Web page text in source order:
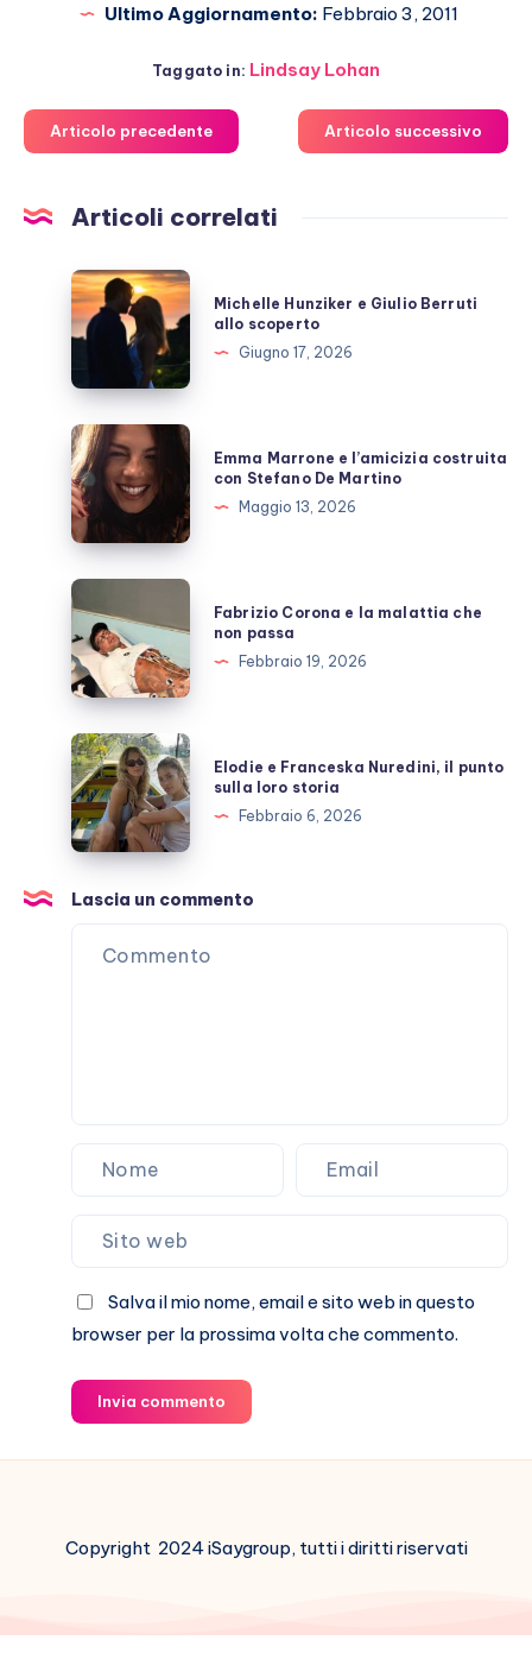
Ultimo Aggiornamento: Febbraio 3, 2011
Taggato in: Lindsay Lohan
Articolo precedente Articolo successivo
Articoli correlati
Michelle
Hunziker
e
Berruti
allo
scoperto
Michelle Hunziker e Giulio Berruti
allo scoperto
Giugno 17, 2026
Emma
Marrone
e
l’amicizia
costruita
con
Stefano
De
Martino
Emma Marrone e l’amicizia costruita
con Stefano De Martino
Maggio 13, 2026
Fabrizio
Corona
e
la
malattia
che
non
passa
Fabrizio Corona e la malattia che
non passa
Febbraio 19, 2026
Elodie
e
Franceska
Nuredini,
punto
sulla
Elodie e Franceska Nuredini, il punto
sulla loro storia
Febbraio 6, 2026
Lascia un commento
Salva il mio nome, email e sito web in questo
browser per la prossima volta che commento.
Invia commento
Copyright 2024 iSaygroup, tutti i diritti riservati